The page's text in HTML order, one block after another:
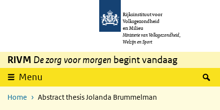
Overslaan en naar de inhoud gaan
Rijksinstituut voor
Volksgezondheid
en Milieu
Ministerie van Volksgezondheid,
Welzijn en Sport
RIVM De zorg voor morgen begint vandaag
Menu
Home Abstract thesis Jolanda Brummelman